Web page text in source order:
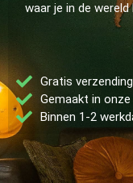
waar je in de
Gratis verzending
Gemaakt in
Binnen 1-2